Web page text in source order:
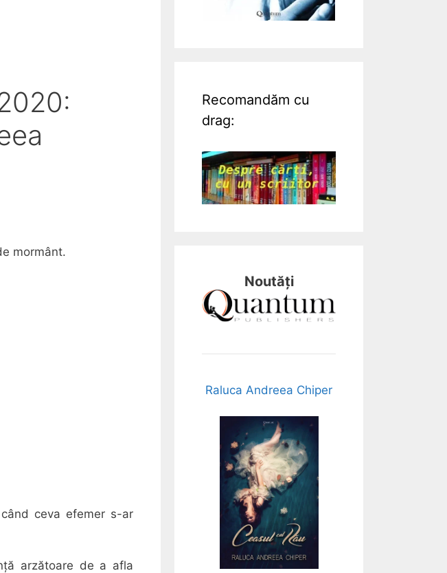
mormânt.
ceva efemer s-ar
arzătoare de a afla
Recomandăm cu
drag:
Noutăți
Raluca Andreea Chiper